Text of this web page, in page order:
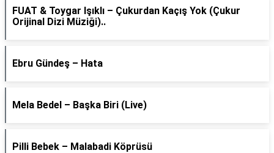
FUAT & Toygar Işıklı – Çukurdan Kaçış Yok (Çukur
Orijinal Dizi Müziği)..
Ebru Gündeş – Hata
Mela Bedel – Başka Biri (Live)
Pilli Bebek – Malabadi Köprüsü